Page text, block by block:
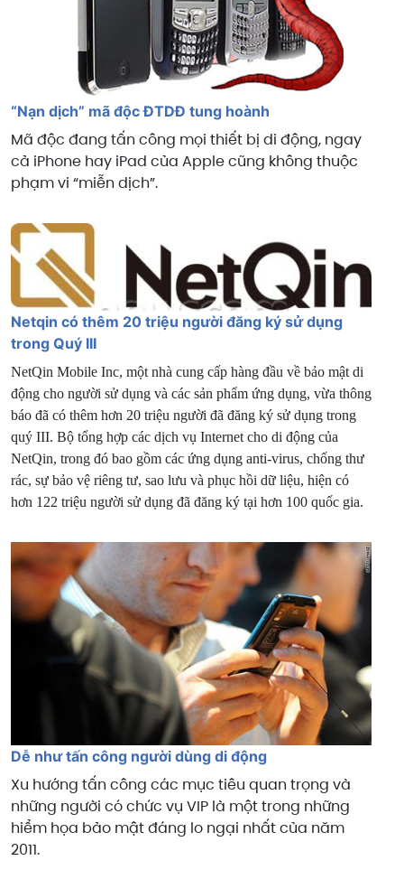
“Nạn dịch” mã độc ĐTDĐ tung hoành
Mã độc đang tấn công mọi thiết bị di động, ngay
cả iPhone hay iPad của Apple cũng không thuộc
phạm vi “miễn dịch”.
Netqin có thêm 20 triệu người đăng ký sử dụng
trong Quý III
NetQin Mobile Inc, một nhà cung cấp hàng đầu về bảo mật di
động cho người sử dụng và các sản phẩm ứng dụng, vừa thông
báo đã có thêm hơn 20 triệu người đã đăng ký sử dụng trong
quý III. Bộ tổng hợp các dịch vụ Internet cho di động của
NetQin, trong đó bao gồm các ứng dụng anti-virus, chống thư
rác, sự bảo vệ riêng tư, sao lưu và phục hồi dữ liệu, hiện có
hơn 122 triệu người sử dụng đã đăng ký tại hơn 100 quốc gia.
Dễ như tấn công người dùng di động
Xu hướng tấn công các mục tiêu quan trọng và
những người có chức vụ VIP là một trong những
hiểm họa bảo mật đáng lo ngại nhất của năm
2011.